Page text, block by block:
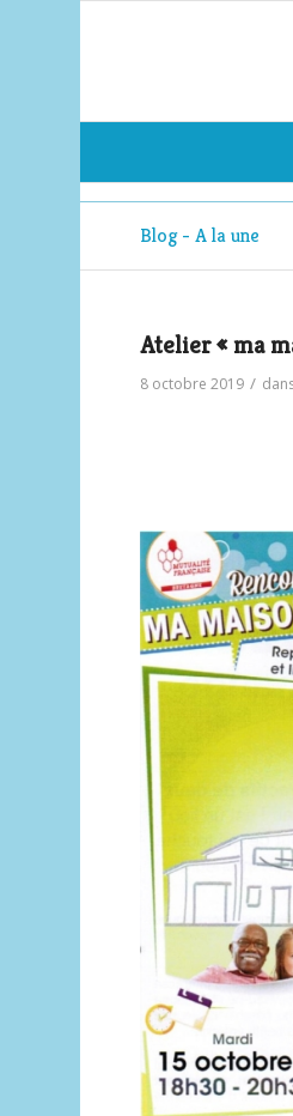
Blog - A la une
Atelier « ma
8 octobre 2019 /